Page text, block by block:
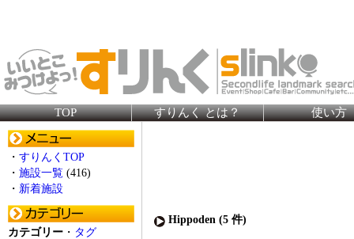
TOP すりんく とは？ 使い方
・ すりんくTOP
・ 施設一覧 (416)
・ 新着施設
カテゴリー ・ タグ
Hippoden (5 件)